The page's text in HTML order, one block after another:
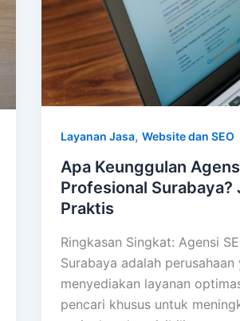
Layanan Jasa,Website dan SEO
Apa Keunggulan
Profesional Surabaya?
Praktis
Ringkasan Singkat: Agensi
Surabaya adalah perusahaan
menyediakan layanan
pencari khusus untuk